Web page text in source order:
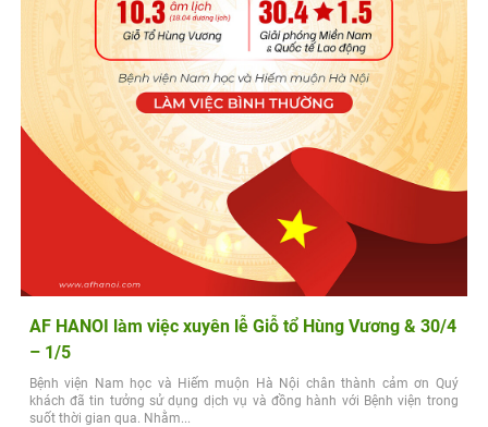
AF HANOI làm việc xuyên lễ Giỗ tổ Hùng Vương & 30/4
– 1/5
Bệnh viện Nam học và Hiếm muộn Hà Nội chân thành cảm ơn Quý
khách đã tin tưởng sử dụng dịch vụ và đồng hành với Bệnh viện trong
suốt thời gian qua. Nhằm...